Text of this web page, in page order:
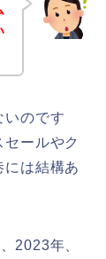
いのです
ールやク
には結構あ
2023年、